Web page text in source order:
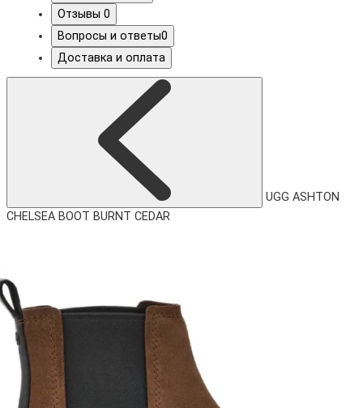
Отзывы 0
Вопросы и ответы0
Доставка и оплата
UGG ASHTON
CHELSEA BOOT BURNT CEDAR